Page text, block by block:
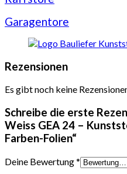
Garagentore
Rezensionen
Es gibt noch keine
Schreibe die erste
Weiss GEA 24 –
Farben-Folien“
Deine Bewertung*